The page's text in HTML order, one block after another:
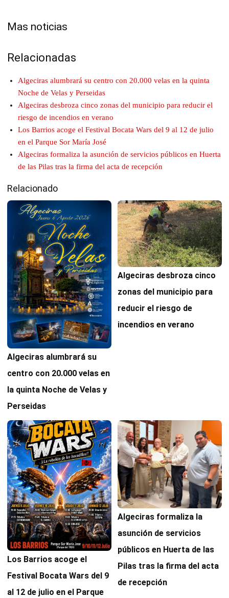
Mas noticias
Relacionadas
Algeciras alumbrará su centro con 20.000 velas en la quinta
Noche de Velas y Perseidas
Algeciras desbroza cinco zonas del municipio para reducir el
riesgo de incendios en verano
Los Barrios acoge el Festival Bocata Wars del 9 al 12 de julio
en el Parque Sor María José
Algeciras formaliza la asunción de servicios públicos en Huerta
de las Pilas tras la firma del acta de recepción
Relacionado
Algeciras alumbrará su
centro con 20.000 velas en
la quinta Noche de Velas y
Perseidas
Algeciras desbroza cinco
zonas del municipio para
reducir el riesgo de
incendios en verano
Los Barrios acoge el
Festival Bocata Wars del 9
al 12 de julio en el Parque
Algeciras formaliza la
asunción de servicios
públicos en Huerta de las
Pilas tras la firma del acta
de recepción